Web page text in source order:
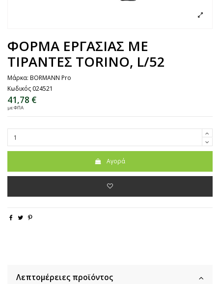
ΦΟΡΜΑ ΕΡΓΑΣΙΑΣ ΜΕ
ΤΙΡΑΝΤΕΣ TORINO, L/52
Μάρκα: BORMANN Pro
Κωδικός 024521
41,78 €
με ΦΠΑ
Αγορά
Λεπτομέρειες προϊόντος